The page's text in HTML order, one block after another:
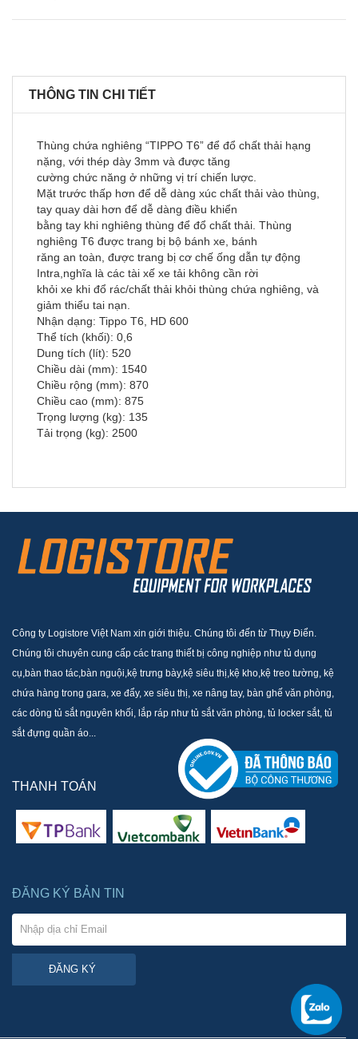
THÔNG TIN CHI TIẾT
Thùng chứa nghiêng “TIPPO T6” để đổ chất thải hạng
nặng, với thép dày 3mm và được tăng
cường chức năng ở những vị trí chiến lược.
Mặt trước thấp hơn để dễ dàng xúc chất thải vào thùng,
tay quay dài hơn để dễ dàng điều khiển
bằng tay khi nghiêng thùng để đổ chất thải. Thùng
nghiêng T6 được trang bị bộ bánh xe, bánh
răng an toàn, được trang bị cơ chế ống dẫn tự động
Intra,nghĩa là các tài xế xe tải không cần rời
khỏi xe khi đổ rác/chất thải khỏi thùng chứa nghiêng, và
giảm thiểu tai nạn.
Nhận dạng: Tippo T6, HD 600
Thể tích (khối): 0,6
Dung tích (lít): 520
Chiều dài (mm): 1540
Chiều rộng (mm): 870
Chiều cao (mm): 875
Trọng lượng (kg): 135
Tải trọng (kg): 2500
Công ty Logistore Việt Nam xin giới thiệu. Chúng tôi đến từ Thụy Điển.
Chúng tôi chuyên cung cấp các trang thiết bị công nghiệp như tủ dụng
cụ,bàn thao tác,bàn nguội,kệ trưng bày,kệ siêu thị,kệ kho,kệ treo tường, kệ
chứa hàng trong gara, xe đẩy, xe siêu thị, xe nâng tay, bàn ghế văn phòng,
các dòng tủ sắt nguyên khối, lắp ráp như tủ sắt văn phòng, tủ locker sắt, tủ
sắt đựng quần áo...
THANH TOÁN
ĐĂNG KÝ BẢN TIN
ĐĂNG KÝ